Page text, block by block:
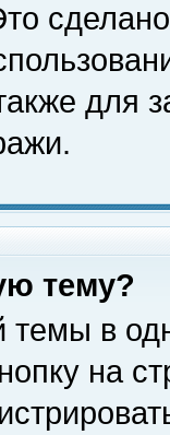
для
тему?
темы в
на